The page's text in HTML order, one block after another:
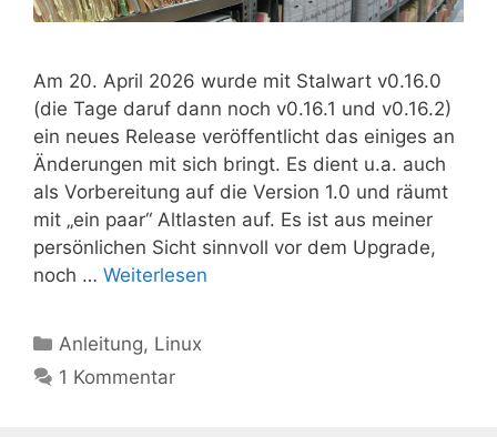
Am 20. April 2026 wurde mit Stalwart v0.16.0
(die Tage daruf dann noch v0.16.1 und v0.16.2)
ein neues Release veröffentlicht das einiges an
Änderungen mit sich bringt. Es dient u.a. auch
als Vorbereitung auf die Version 1.0 und räumt
mit „ein paar“ Altlasten auf. Es ist aus meiner
persönlichen Sicht sinnvoll vor dem Upgrade,
noch … Weiterlesen
Kategorien
Anleitung, Linux
1 Kommentar